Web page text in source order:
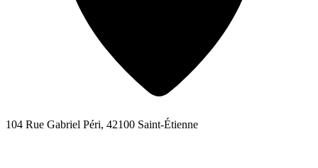
104 Rue Gabriel Péri, 42100 Saint-Étienne